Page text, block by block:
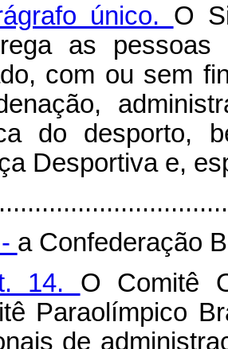
único. O
as
com ou sem
do desporto,
Desportiva e,
a Confederação
14. O Comitê
Paraolímpico
de